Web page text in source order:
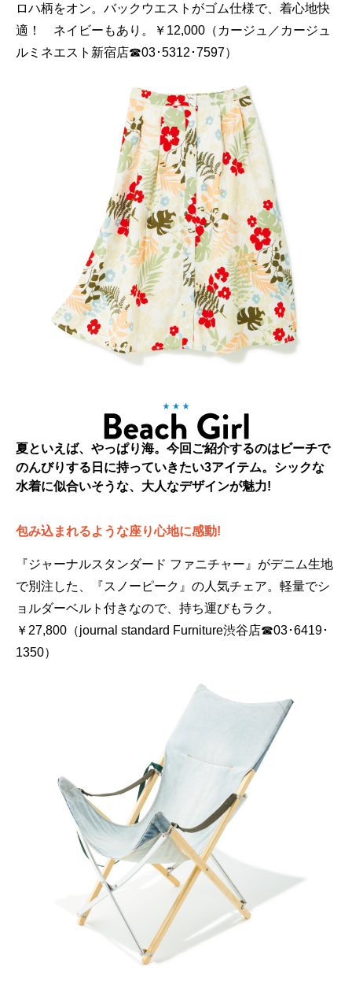
ロハ柄をオン。バックウエストがゴム仕様で、着心地快
適！ ネイビーもあり。￥12,000（カージュ／カージュ
ルミネエスト新宿店☎03･5312･7597）
夏といえば、やっぱり海。今回ご紹介するのはビーチで
のんびりする日に持っていきたい3アイテム。シックな
水着に似合いそうな、大人なデザインが魅力!
包み込まれるような座り心地に感動!
『ジャーナルスタンダード ファニチャー』がデニム生地
で別注した、『スノーピーク』の人気チェア。軽量でシ
ョルダーベルト付きなので、持ち運びもラク。
￥27,800（journal standard Furniture渋谷店☎03･6419･
1350）